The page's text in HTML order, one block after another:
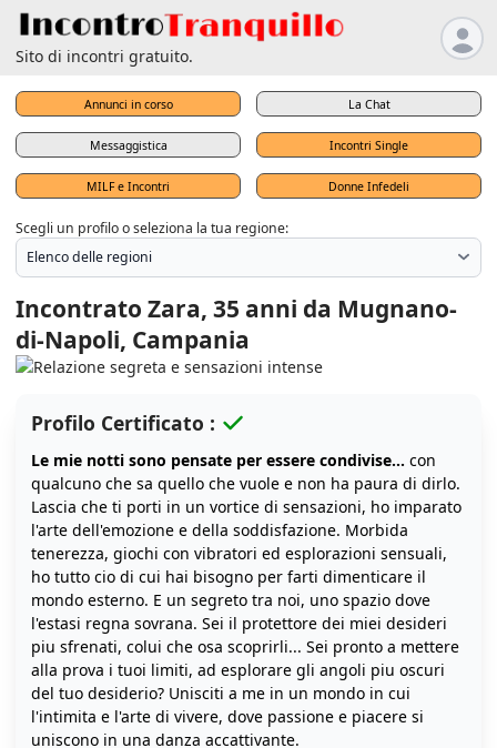
Sito di incontri gratuito.
Annunci in corso La Chat
Messaggistica Incontri Single
MILF e Incontri Donne Infedeli
Scegli un profilo o seleziona la tua regione:
Incontrato Zara, 35 anni da Mugnano-
di-Napoli, Campania
Profilo Certificato :
Le mie notti sono pensate per essere condivise... con
qualcuno che sa quello che vuole e non ha paura di dirlo.
Lascia che ti porti in un vortice di sensazioni, ho imparato
l'arte dell'emozione e della soddisfazione. Morbida
tenerezza, giochi con vibratori ed esplorazioni sensuali,
ho tutto cio di cui hai bisogno per farti dimenticare il
mondo esterno. E un segreto tra noi, uno spazio dove
l'estasi regna sovrana. Sei il protettore dei miei desideri
piu sfrenati, colui che osa scoprirli... Sei pronto a mettere
alla prova i tuoi limiti, ad esplorare gli angoli piu oscuri
del tuo desiderio? Unisciti a me in un mondo in cui
l'intimita e l'arte di vivere, dove passione e piacere si
uniscono in una danza accattivante.